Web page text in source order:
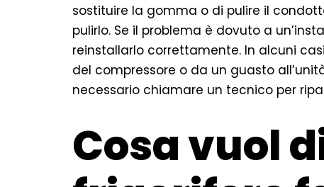
sostituire la gomma o di pulire il
pulirlo. Se il problema è dovuto a
reinstallarlo correttamente. In alcuni
del compressore o da un guasto
necessario chiamare un tecnico per
Cosa vuol